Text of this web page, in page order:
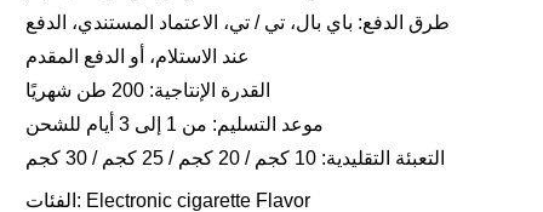
طرق الدفع: باي بال، تي / تي، الاعتماد المستندي، الدفع
عند الاستلام، أو الدفع المقدم
القدرة الإنتاجية: 200 طن شهريًا
موعد التسليم: من 1 إلى 3 أيام للشحن
التعبئة التقليدية: 10 كجم / 20 كجم / 25 كجم / 30 كجم
الفئات: Electronic cigarette Flavor